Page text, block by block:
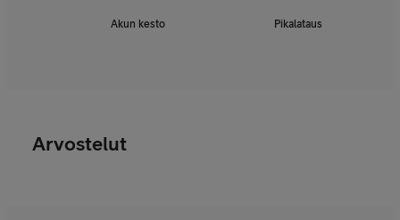
Akun kesto Pikalataus
Arvostelut